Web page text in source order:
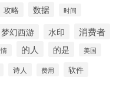
攻略 数据 时间
梦幻西游 水印 消费者
的人 的是 美国
诗人 费用 软件